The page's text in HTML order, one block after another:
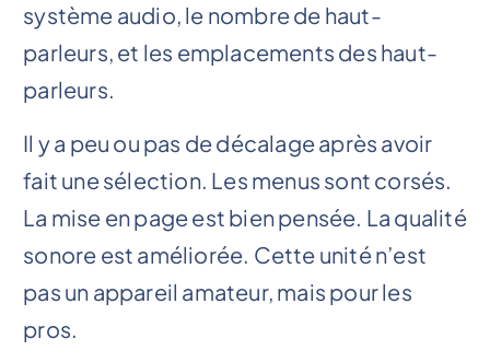
système audio, le nombre de haut-
parleurs, et les emplacements des haut-
parleurs.
Il y a peu ou pas de décalage après avoir
fait une sélection. Les menus sont corsés.
La mise en page est bien pensée. La qualité
sonore est améliorée. Cette unité n’est
pas un appareil amateur, mais pour les
pros.